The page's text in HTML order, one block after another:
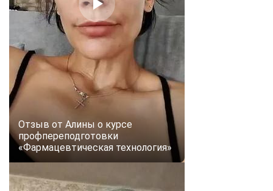
Отзыв от Алины о курсе
профпереподготовки
«Фармацевтическая технология»